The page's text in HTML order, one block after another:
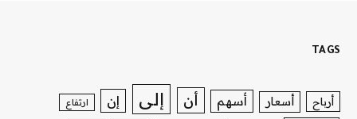
TAGS
أرباح أسعار أسهم أن إلى إن ارتفاع